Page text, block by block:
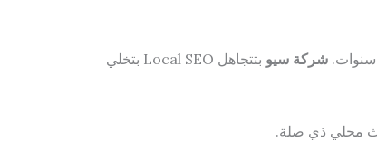
شركة سيو
بتتجاهل Local SEO بتخلي